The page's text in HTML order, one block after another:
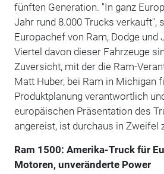
fünften Generation. "In ganz
Jahr rund 8.000 Trucks verkauft",
Europachef von Ram, Dodge und
Viertel davon dieser Fahrzeuge
Zuversicht, mit der die Ram-
Matt Huber, bei Ram in Michigan
Produktplanung verantwortlich
europäischen Präsentation des
angereist, ist durchaus in Zweifel
Ram 1500: Amerika-Truck für
Motoren, unveränderte Power